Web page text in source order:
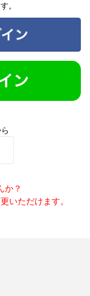
。
か？
いただけます。